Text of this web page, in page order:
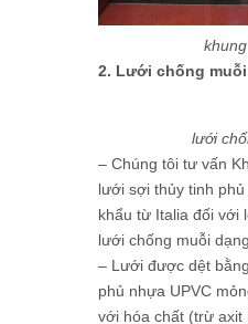
2. Lưới chống
lưới
– Chúng tôi tư vấn
lưới sợi thủy tinh
khẩu từ Italia đối với
lưới chống muỗi
– Lưới được dệt
phủ nhựa UPVC
với hóa chất (trừ axit